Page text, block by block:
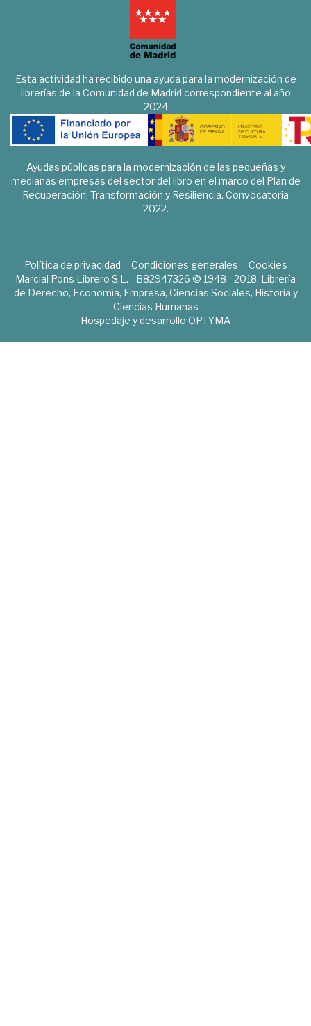
Esta actividad ha recibido una ayuda para la modernización de
librerías de la Comunidad de Madrid correspondiente al año
2024
Ayudas públicas para la modernización de las pequeñas y
medianas empresas del sector del libro en el marco del Plan de
Recuperación, Transformación y Resiliencia. Convocatoria
2022.
Política de privacidad Condiciones generales
Cookies
Marcial Pons Librero S.L. - B82947326 © 1948 - 2018. Librería
de Derecho, Economía, Empresa, Ciencias Sociales, Historia y
Ciencias Humanas
Hospedaje y desarrollo OPTYMA